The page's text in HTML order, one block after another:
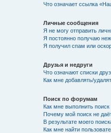
Что означает ссылка
Личные сообщения
Я не могу отправить
Я постоянно получаю
Я получил спам или
Друзья и недруги
Что означают списки
Как мне добавлять/
Поиск по форумам
Как мне выполнить
Почему мой поиск не
В результате моего
Как мне найти